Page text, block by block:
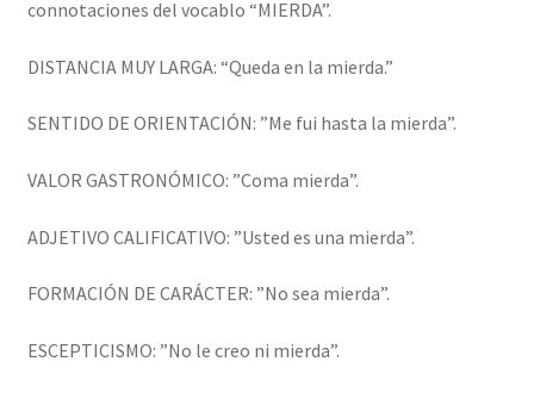
connotaciones del vocablo “MIERDA”.
DISTANCIA MUY LARGA: “Queda en la mierda.”
SENTIDO DE ORIENTACIÓN: ”Me fui hasta la mierda”.
VALOR GASTRONÓMICO: ”Coma mierda”.
ADJETIVO CALIFICATIVO: ”Usted es una mierda”.
FORMACIÓN DE CARÁCTER: ”No sea mierda”.
ESCEPTICISMO: ”No le creo ni mierda”.